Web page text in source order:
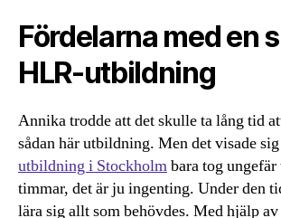
Fördelarna med en
HLR-utbildning
Annika trodde att det skulle ta lång tid
sådan här utbildning. Men det visade
utbildning i Stockholmbara tog
timmar, det är ju ingenting. Under den
lära sig allt som behövdes. Med hjälp